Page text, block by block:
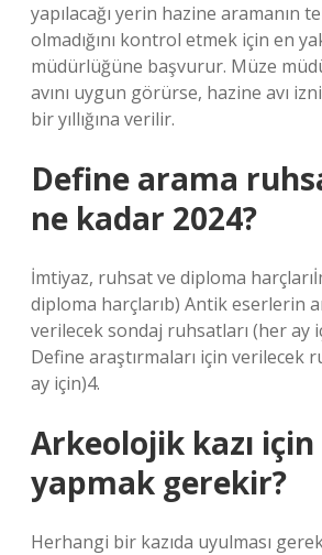
yapılacağı yerin hazine aramanın
olmadığını kontrol etmek için en
müdürlüğüne başvurur. Müze
avını uygun görürse, hazine avı
bir yıllığına verilir.
Define arama
ne kadar 2024?
İmtiyaz, ruhsat ve diploma
diploma harçlarıb) Antik eserlerin
verilecek sondaj ruhsatları (her ay
Define araştırmaları için verilecek
ay için)4.
Arkeolojik kazı
yapmak gerekir?
Herhangi bir kazıda uyulması